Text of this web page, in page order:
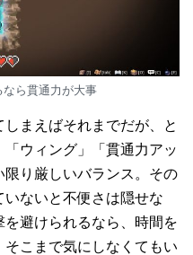
ら貫通力が大事
まえばそれまでだが、と
ウィング」「貫通力アッ
り厳しいバランス。その
ないと不便さは隠せな
避けられるなら、時間を
こまで気にしなくてもい